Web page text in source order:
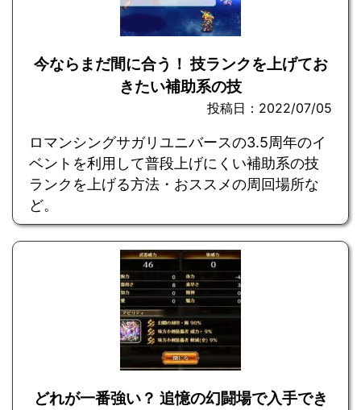
今ならまだ間に合う！ 技ランクを上げてお
きたい補助系の技
投稿日：2022/07/05
ロマンシングサガリユニバースの3.5周年のイ
ベントを利用して普段上げにくい補助系の技
ランクを上げる方法・おススメの周回場所な
ど。
どれが一番強い？ 追憶の幻闘場で入手でき